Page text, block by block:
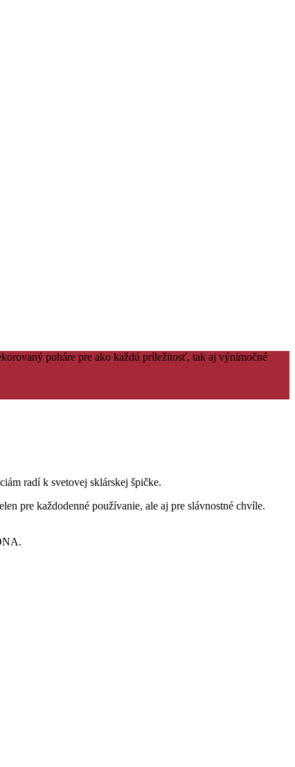
poháre pre ako každú príležitosť, tak aj výnimočné
radí k svetovej sklárskej špičke.
pre každodenné používanie, ale aj pre slávnostné chvíle.